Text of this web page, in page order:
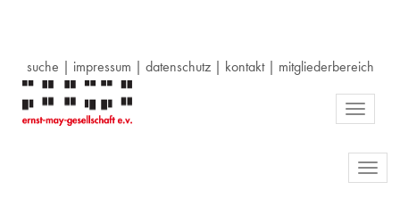
suche | impressum | datenschutz| kontakt| mitgliederbereich
Toggle